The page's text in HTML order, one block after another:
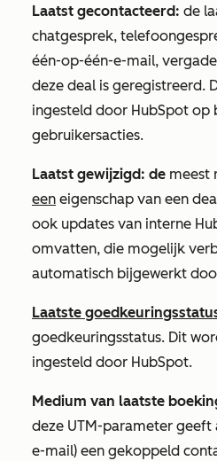
Laatst gecontacteerd: de
chatgesprek,
één-op-één-e-mail,
deze deal is geregistreerd.
ingesteld door HubSpot op
gebruikersacties.
Laatst gewijzigd: de meest
een eigenschap van een
ook updates van interne
omvatten, die mogelijk
automatisch bijgewerkt
Laatste
goedkeuringsstatus. Dit
ingesteld door HubSpot.
Medium van laatste
deze UTM-parameter geeft
e-mail) een gekoppeld